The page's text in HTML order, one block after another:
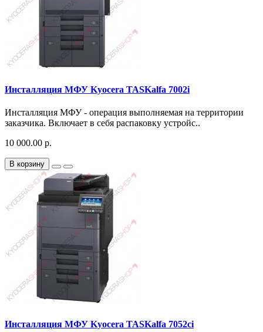
Инсталляция МФУ Kyocera TASKalfa 7002i
Инсталляция МФУ - операция выполняемая на территории
заказчика. Включает в себя распаковку устройс..
10 000.00 р.
В корзину
Инсталляция МФУ Kyocera TASKalfa 7052ci